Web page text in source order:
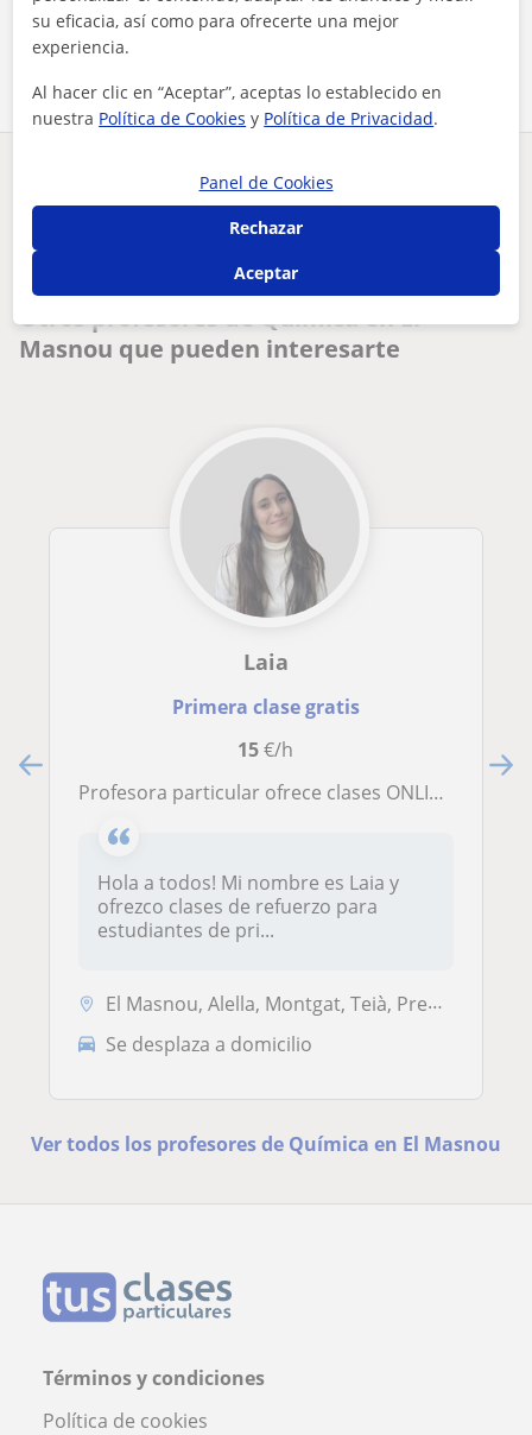
Comparte a este profesor
¿Hay algún error en este perfil?
Tus clases particulares
doy clases de química a nivel de bachiller y eso
Otros profesores de Química en El
Masnou que pueden interesarte
Laia
Primera clase gratis
15€/h
Profesora particular ofrece clases ONLINE y PRESENCIAL en QUÍMICA, FÍSICA, MATEMÁTICAS
Hola a todos! Mi nombre es Laia y
ofrezco clases de refuerzo para
estudiantes de pri...
El Masnou, Alella, Montgat, Teià, Premià de Mar, Badalona
Se desplaza a domicilio
Ver todos los profesores de Química en El Masnou
Términos y condiciones
Política de cookies
su eficacia, así como para ofrecerte una mejor
experiencia.
Al hacer clic en “Aceptar”, aceptas lo establecido en
nuestra Política de Cookies y Política de Privacidad.
Panel de Cookies
Rechazar
Aceptar